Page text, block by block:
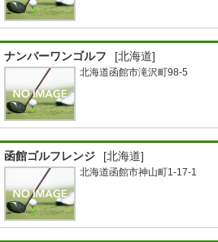
ナンバーワンゴルフ [北海道]
北海道函館市滝沢町98-5
函館ゴルフレンジ [北海道]
北海道函館市神山町1-17-1